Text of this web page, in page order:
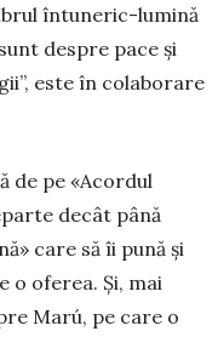
întuneric-lumină
despre pace și
este în colaborare
de pe «Acor­dul
decât până
care să îi pună și
o oferea. Și, mai
Marú, pe care o